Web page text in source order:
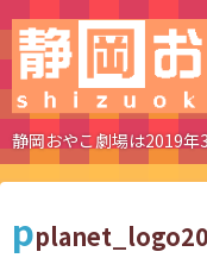
静岡おやこ劇場は2019
p